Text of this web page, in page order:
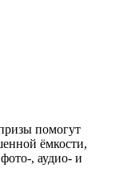
помогут
ёмкости,
, аудио- и